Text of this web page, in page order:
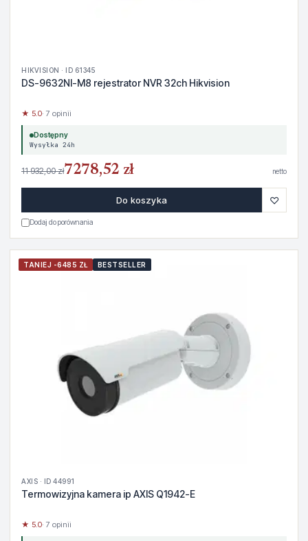
HIKVISION · ID 61345
DS-9632NI-M8 rejestrator NVR 32ch Hikvision
★ 5.0· 7 opinii
Dostępny
Wysyłka 24h
11 932,00 zł7278,52 zł netto
Do koszyka ♡
Dodaj do porównania
TANIEJ -6485 ZŁ BESTSELLER
AXIS · ID 44991
Termowizyjna kamera ip AXIS Q1942-E
★ 5.0· 7 opinii